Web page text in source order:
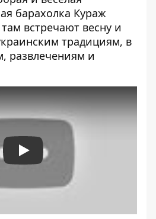
барахолка Кураж
встречают весну и
традициям, в
развлечениям и
Play